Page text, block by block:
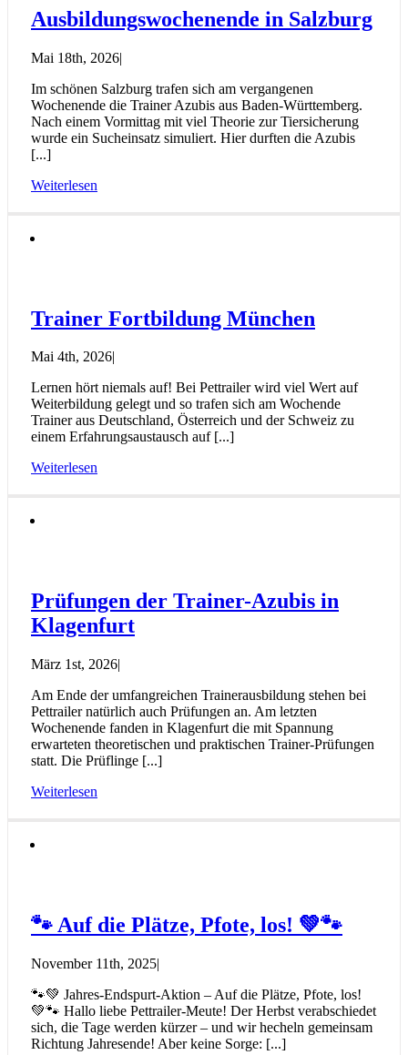
Ausbildungswochenende in Salzburg
Mai 18th, 2026|
Im schönen Salzburg trafen sich am vergangenen
Wochenende die Trainer Azubis aus Baden-Württemberg.
Nach einem Vormittag mit viel Theorie zur Tiersicherung
wurde ein Sucheinsatz simuliert. Hier durften die Azubis
[...]
Weiterlesen
Trainer Fortbildung München
Mai 4th, 2026
Lernen hört niemals auf! Bei Pettrailer wird viel Wert auf
Weiterbildung gelegt und so trafen sich am Wochende
Trainer aus Deutschland, Österreich und der Schweiz zu
einem Erfahrungsaustausch auf [...]
Weiterlesen
Prüfungen der Trainer-Azubis in
Klagenfurt
März 1st, 2026|
Am Ende der umfangreichen Trainerausbildung stehen bei
Pettrailer natürlich auch Prüfungen an. Am letzten
Wochenende fanden in Klagenfurt die mit Spannung
erwarteten theoretischen und praktischen Trainer-Prüfungen
statt. Die Prüflinge [...]
Weiterlesen
🐾 Auf die Plätze, Pfote, los! 💚🐾
November 11th, 2025|
🐾💚 Jahres-Endspurt-Aktion – Auf die Plätze, Pfote, los!
💚🐾 Hallo liebe Pettrailer-Meute! Der Herbst verabschiedet
sich, die Tage werden kürzer – und wir hecheln gemeinsam
Richtung Jahresende! Aber keine Sorge: [...]